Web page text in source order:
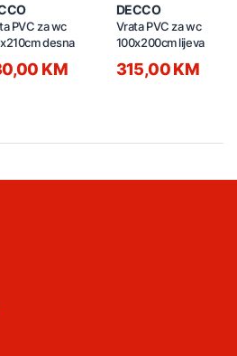
PVC za wc
desna
KM
DECCO
Vrata PVC za wc
100x200cm lijeva
315,00 KM